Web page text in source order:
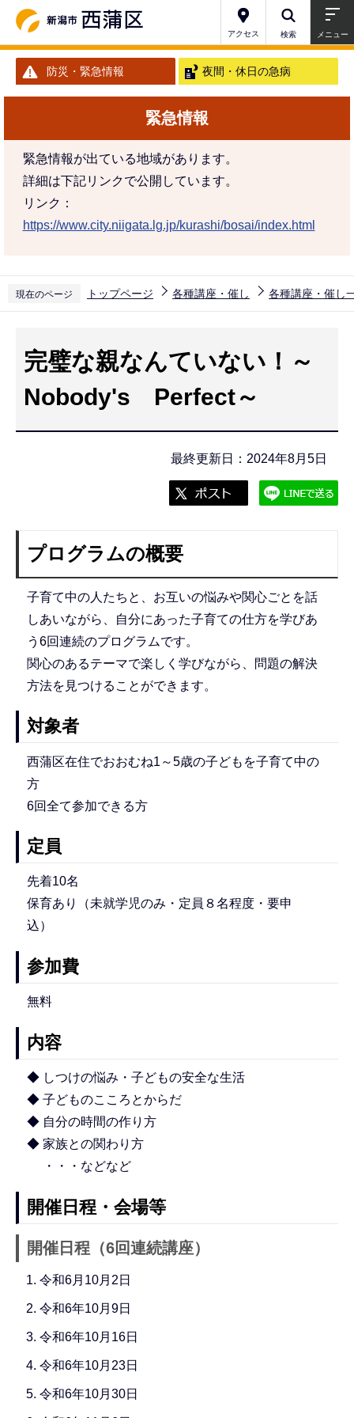
ジ
先
アクセス 検索 メニュー
防災・緊急情報 夜間・休日の急病
緊急情報
緊急情報が出ている地域があります。
詳細は下記リンクで公開しています。
リンク：
https://www.city.niigata.lg.jp/kurashi/bosai/index.html
現在のページ トップページ 各種講座・催し 各種講座・催し
完璧な親なんていない！～
Nobody's Perfect～
最終更新日：2024年8月5日
プログラムの概要
子育て中の人たちと、お互いの悩みや関心ごとを話
しあいながら、自分にあった子育ての仕方を学びあ
う6回連続のプログラムです。
関心のあるテーマで楽しく学びながら、問題の解決
方法を見つけることができます。
対象者
西蒲区在住でおおむね1～5歳の子どもを子育て中の
方
6回全て参加できる方
定員
先着10名
保育あり（未就学児のみ・定員８名程度・要申
込）
参加費
無料
内容
◆ しつけの悩み・子どもの安全な生活
◆ 子どものこころとからだ
◆ 自分の時間の作り方
◆ 家族との関わり方
・・・などなど
開催日程・会場等
開催日程（6回連続講座）
令和6月10月2日
令和6年10月9日
令和6年10月16日
令和6年10月23日
令和6年10月30日